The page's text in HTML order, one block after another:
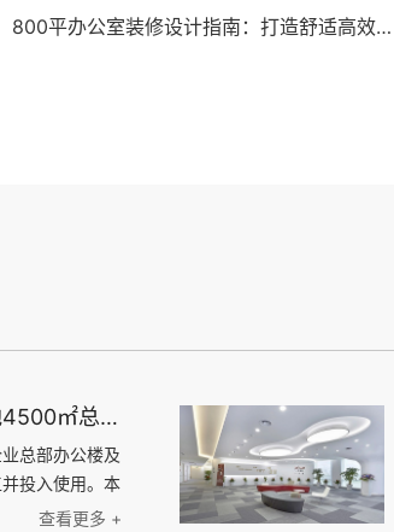
下一篇：800平办公室装修设计指南：打造舒适高效的工作空间
上海天太空间荣誉呈现：新泊地4500㎡总部科研办公一体化空间圆满交付
总部办公楼及
投入使用。本
新技术企业
查看更多 +